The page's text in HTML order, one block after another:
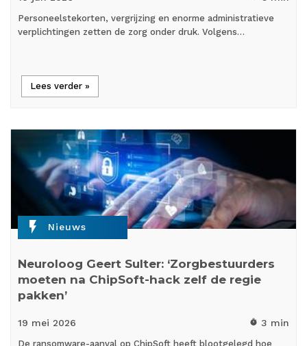
Personeelstekorten, vergrijzing en enorme administratieve
verplichtingen zetten de zorg onder druk. Volgens…
Lees verder »
flash_on Nieuws
Neuroloog Geert Sulter: ‘Zorgbestuurders
moeten na ChipSoft-hack zelf de regie
pakken’
19 mei 2026 timer 3 min
De ransomware-aanval op ChipSoft heeft blootgelegd hoe